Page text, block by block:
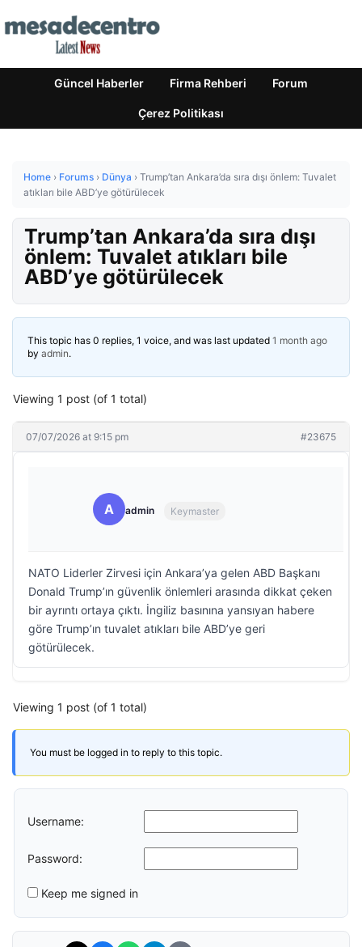
Güncel Haberler Firma Rehberi Forum
Çerez Politikası
Home › Forums › Dünya › Trump’tan Ankara’da sıra dışı önlem: Tuvalet
atıkları bile ABD’ye götürülecek
Trump’tan Ankara’da sıra dışı
önlem: Tuvalet atıkları bile
ABD’ye götürülecek
This topic has 0 replies, 1 voice, and was last updated 1 month ago
by admin.
Viewing 1 post (of 1 total)
07/07/2026 at 9:15 pm #23675
A admin Keymaster
NATO Liderler Zirvesi için Ankara’ya gelen ABD Başkanı
Donald Trump’ın güvenlik önlemleri arasında dikkat çeken
bir ayrıntı ortaya çıktı. İngiliz basınına yansıyan habere
göre Trump’ın tuvalet atıkları bile ABD’ye geri
götürülecek.
Viewing 1 post (of 1 total)
You must be logged in to reply to this topic.
Username:
Password:
Keep me signed in